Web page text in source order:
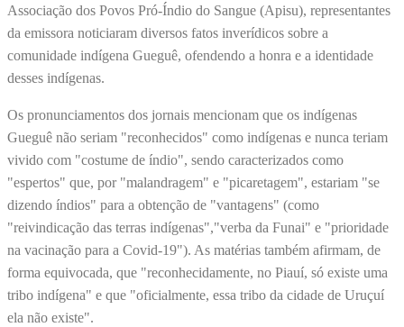
Associação dos Povos Pró-Índio do Sangue (Apisu), representantes
da emissora noticiaram diversos fatos inverídicos sobre a
comunidade indígena Gueguê, ofendendo a honra e a identidade
desses indígenas.
Os pronunciamentos dos jornais mencionam que os indígenas
Gueguê não seriam "reconhecidos" como indígenas e nunca teriam
vivido com "costume de índio", sendo caracterizados como
"espertos" que, por "malandragem" e "picaretagem", estariam "se
dizendo índios" para a obtenção de "vantagens" (como
"reivindicação das terras indígenas","verba da Funai" e "prioridade
na vacinação para a Covid-19"). As matérias também afirmam, de
forma equivocada, que "reconhecidamente, no Piauí, só existe uma
tribo indígena" e que "oficialmente, essa tribo da cidade de Uruçuí
ela não existe".